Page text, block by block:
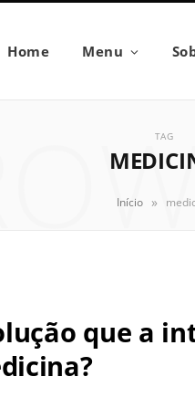
Home Menu
TAG
Início »
que a